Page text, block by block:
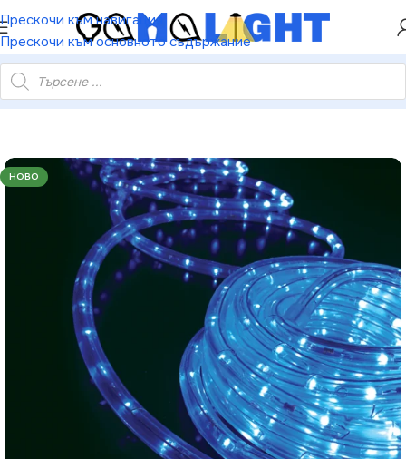
Прескочи към навигация
Прескочи към основното съдържание
НАМАЛЕНИЕ ОТ 5%
– ролка 50м 36 LEDм рязане през 2м IP44 + аксесоари
НОВО